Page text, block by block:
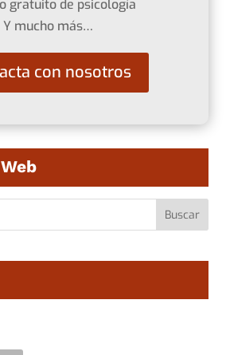
gratuito de psicología
Y mucho más…
con nosotros